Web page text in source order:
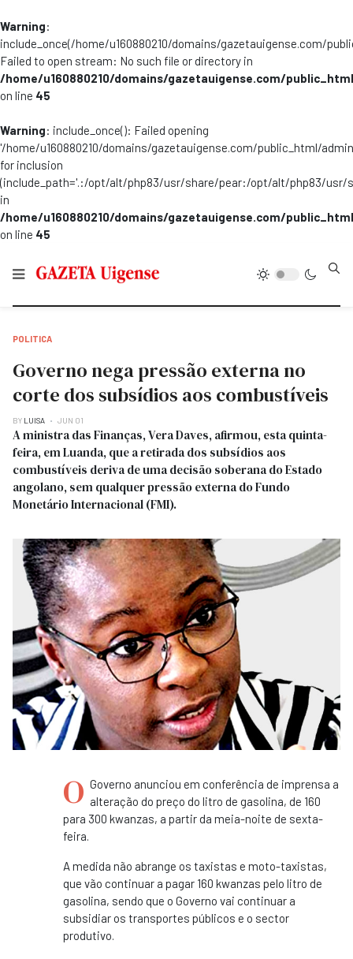
Warning:
include_once(/home/u160880210/domains/gazetauigense.com/
Failed to open stream: No such file or directory in
/home/u160880210/domains/gazetauigense.com/
on line 45
Warning: include_once(): Failed opening
'/home/u160880210/domains/gazetauigense.com/public_html/
for inclusion
(include_path='.:/opt/alt/php83/usr/share/pear:/opt/alt/php83/
in
/home/u160880210/domains/gazetauigense.com/
on line 45
POLITICA
Governo nega pressão externa no
corte dos subsídios aos combustíveis
BY LUISA JUN 01
A ministra das Finanças, Vera Daves, afirmou, esta quinta-
feira, em Luanda, que a retirada dos subsídios aos
combustíveis deriva de uma decisão soberana do Estado
angolano, sem qualquer pressão externa do Fundo
Monetário Internacional (FMI).
O Governo anunciou em conferência de imprensa a
alteração do preço do litro de gasolina, de 160
para 300 kwanzas, a partir da meia-noite de sexta-
feira.
A medida não abrange os taxistas e moto-taxistas,
que vão continuar a pagar 160 kwanzas pelo litro de
gasolina, sendo que o Governo vai continuar a
subsidiar os transportes públicos e o sector
produtivo.